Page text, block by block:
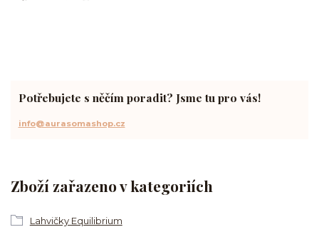
Zboží zařazeno v kategoriích
Lahvičky Equilibrium
Potřebujete s něčím poradit? Jsme tu pro vás!
info@aurasomashop.cz